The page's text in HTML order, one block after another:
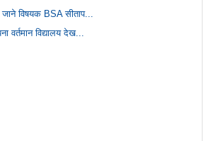
विषयक BSA सीताप...
विद्यालय देख...